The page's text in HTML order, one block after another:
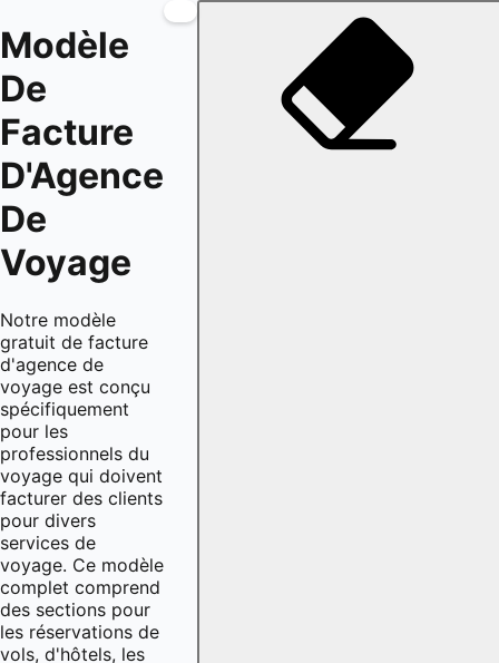
Modèle
De
Facture
D'Agence
De
Voyage
Notre modèle
gratuit de facture
d'agence de
voyage est conçu
spécifiquement
pour les
professionnels du
voyage qui doivent
facturer des clients
pour divers
services de
voyage. Ce modèle
complet comprend
des sections pour
les réservations de
vols, d'hôtels, les